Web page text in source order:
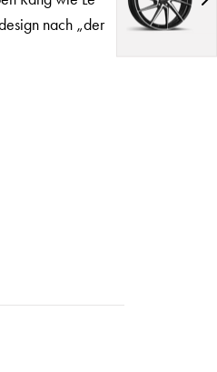
nach „der